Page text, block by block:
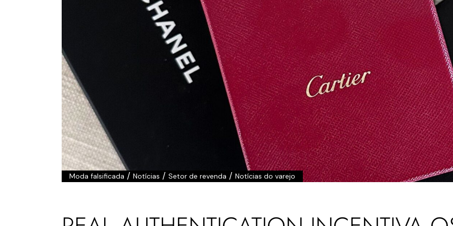
Moda falsificada / Notícias / Setor de revenda / Notícias do varejo